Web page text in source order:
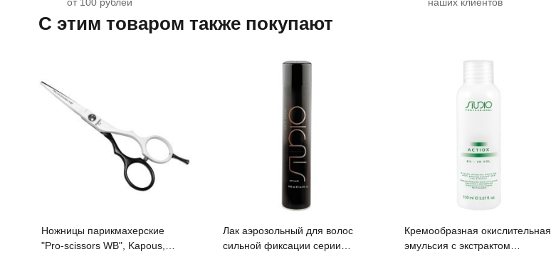
C этим товаром также покупают
Ножницы парикмахерские
"Pro-scissors WB", Kapous,
Лак аэрозольный для волос
сильной фиксации серии
Кремообразная окислительная
эмульсия с экстрактом